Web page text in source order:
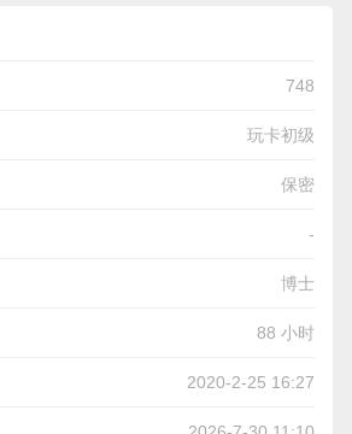
748
玩卡初级
保密
-
博士
88 小时
2020-2-25 16:27